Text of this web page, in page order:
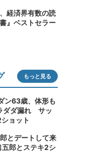
経済界有数の読
』ベストセラー
もっと見る
ン63歳、体形も
ダダ漏れ サッ
ョット
とデートして来
五郎とステキ2シ